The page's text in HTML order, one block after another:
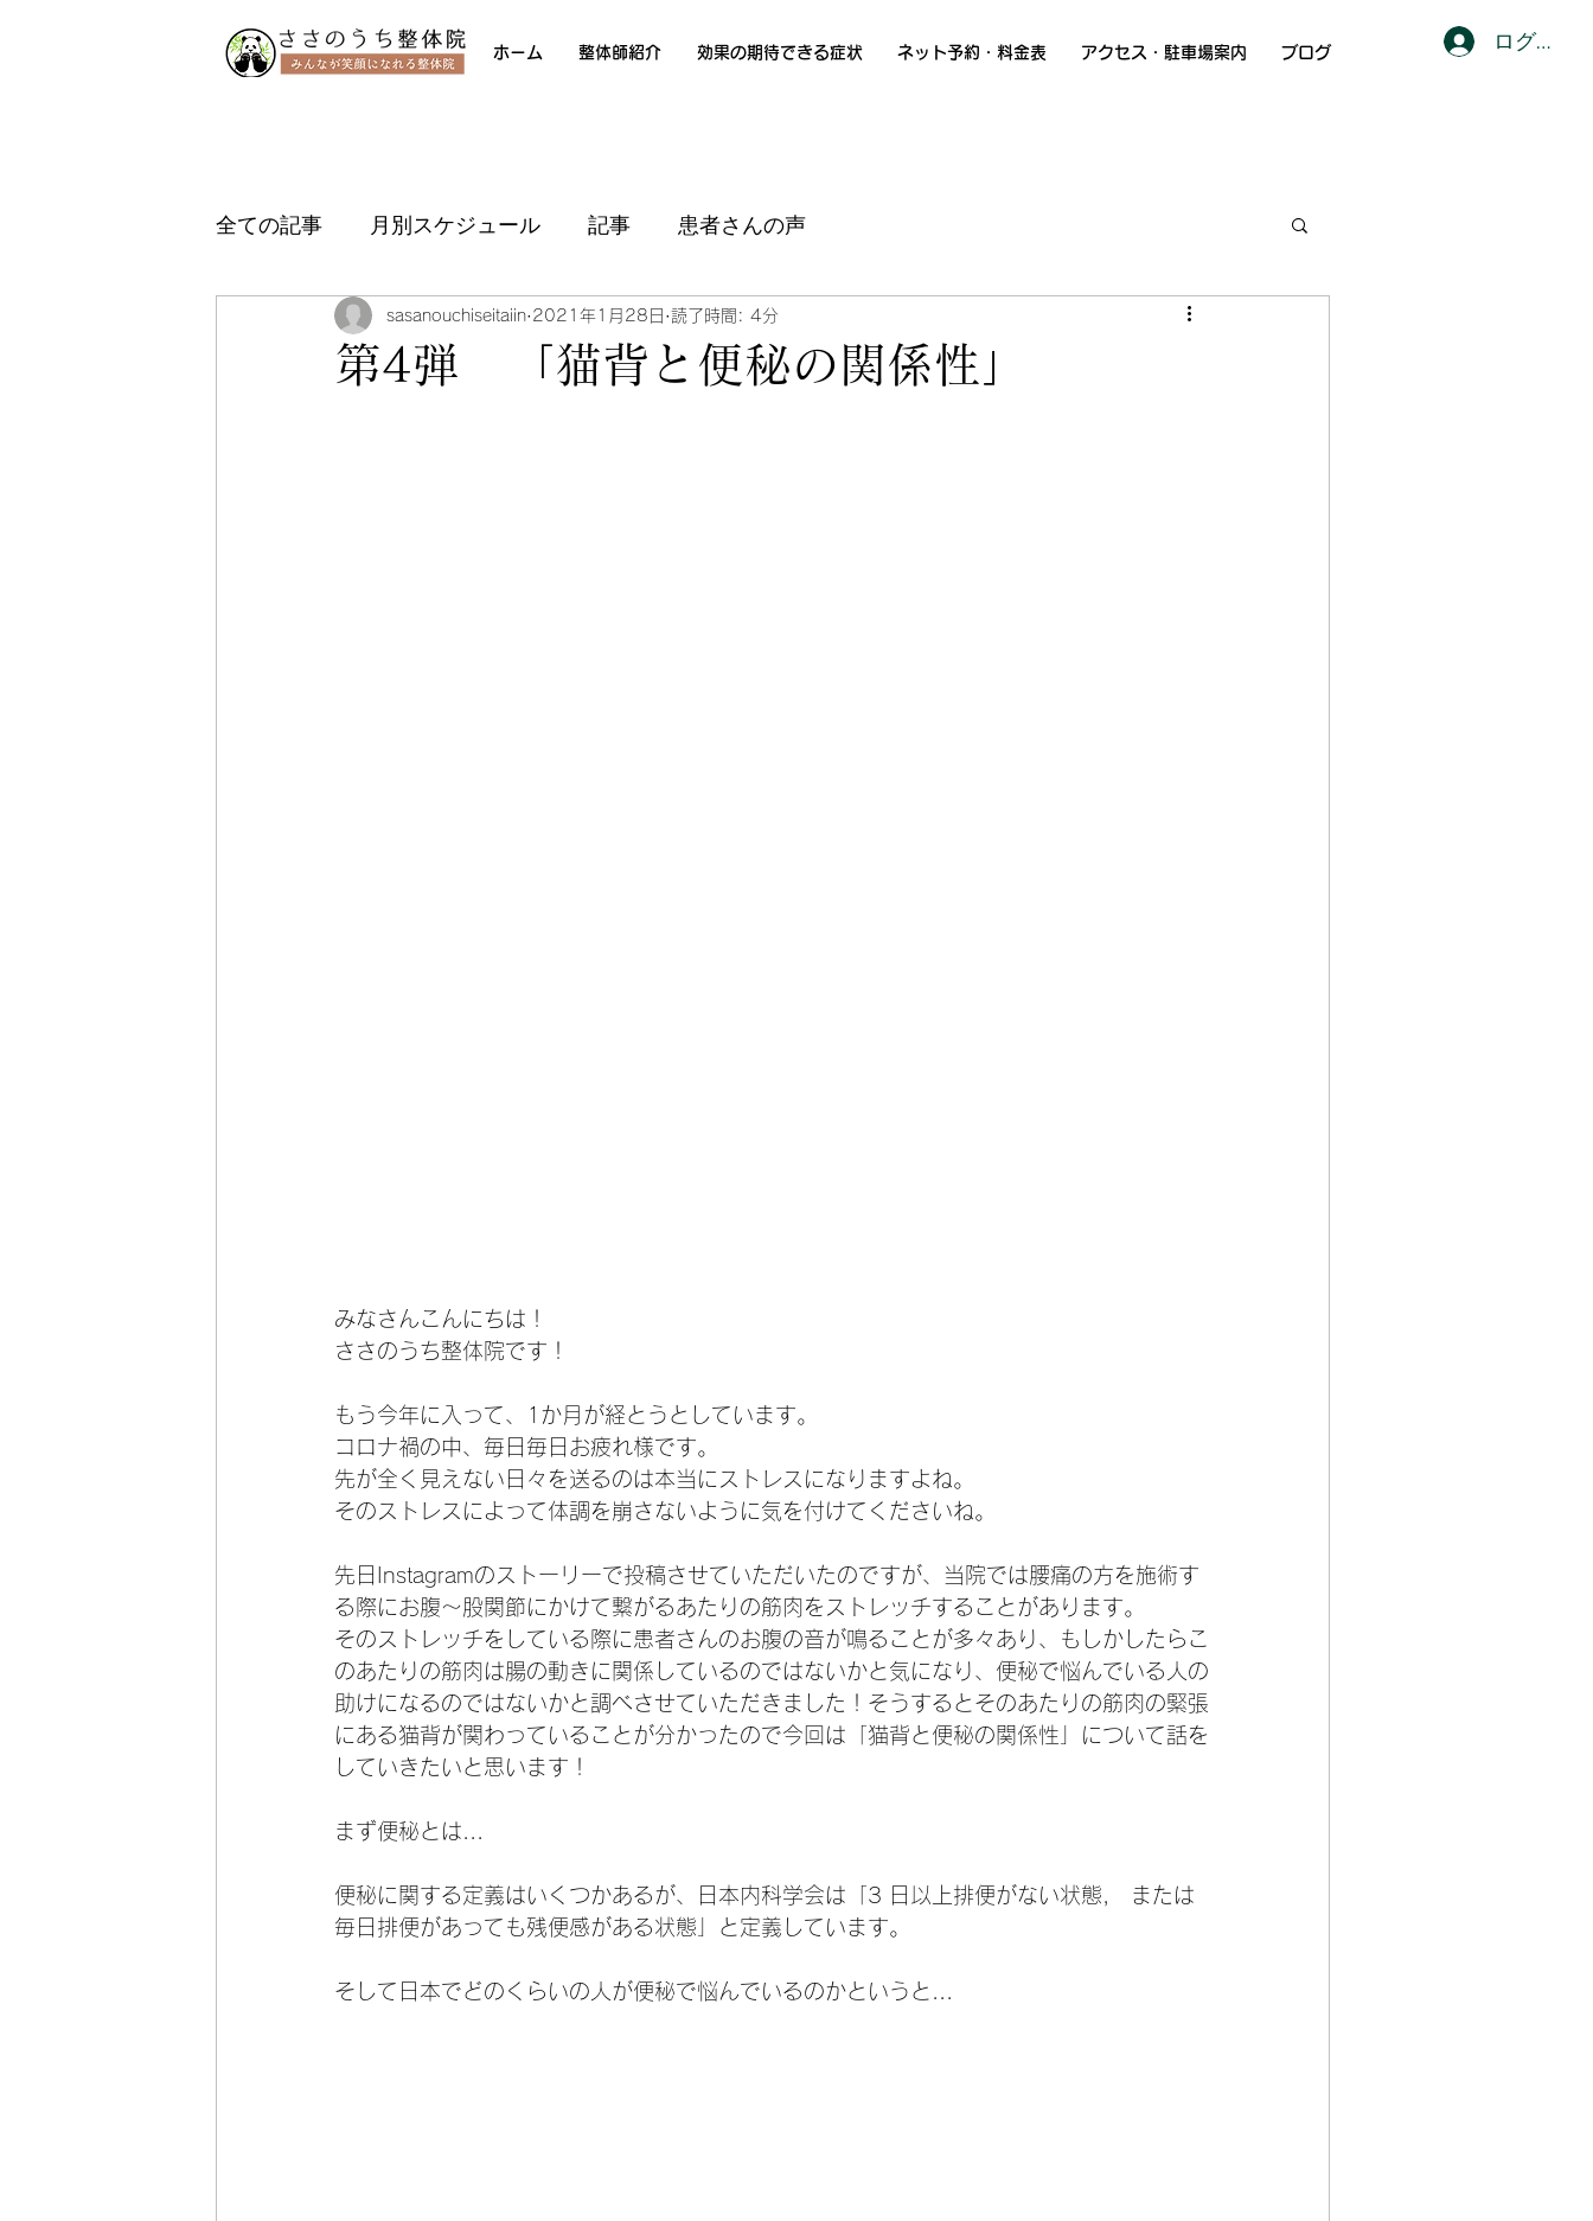
ホーム 整体師紹介 効果の期待できる症状 ネット予約・料金表 アクセス・駐車場案内 ブログ ログイン
全ての記事 月別スケジュール 記事 患者さんの声
第4弾 「猫背と便秘の関係性」
sasanouchiseitaiin 2021年1月28日 読了時間: 4分
みなさんこんにちは！
ささのうち整体院です！
もう今年に入って、1か月が経とうとしています。
コロナ禍の中、毎日毎日お疲れ様です。
先が全く見えない日々を送るのは本当にストレスになりますよね。
そのストレスによって体調を崩さないように気を付けてくださいね。
先日Instagramのストーリーで投稿させていただいたのですが、当院では腰痛の方を施術す
る際にお腹～股関節にかけて繋がるあたりの筋肉をストレッチすることがあります。
そのストレッチをしている際に患者さんのお腹の音が鳴ることが多々あり、もしかしたらこ
のあたりの筋肉は腸の動きに関係しているのではないかと気になり、便秘で悩んでいる人の
助けになるのではないかと調べさせていただきました！そうするとそのあたりの筋肉の緊張
にある猫背が関わっていることが分かったので今回は「猫背と便秘の関係性」について話を
していきたいと思います！
まず便秘とは...
便秘に関する定義はいくつかあるが、日本内科学会は「3 日以上排便がない状態， または
毎日排便があっても残便感がある状態」と定義しています。
そして日本でどのくらいの人が便秘で悩んでいるのかというと...